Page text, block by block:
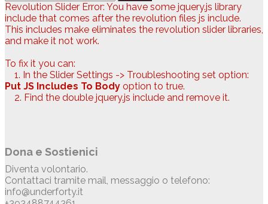
Revolution Slider Error: You have some jquery.js library
include that comes after the revolution files js include.
This includes make eliminates the revolution slider libraries,
and make it not work.
To fix it you can:
1. In the Slider Settings -> Troubleshooting set option:
Put JS Includes To Body option to true.
2. Find the double jquery.js include and remove it.
Dona e Sostienici
Diventa volontario.
Contattaci tramite mail, messaggio o telefono:
info@underforty.it